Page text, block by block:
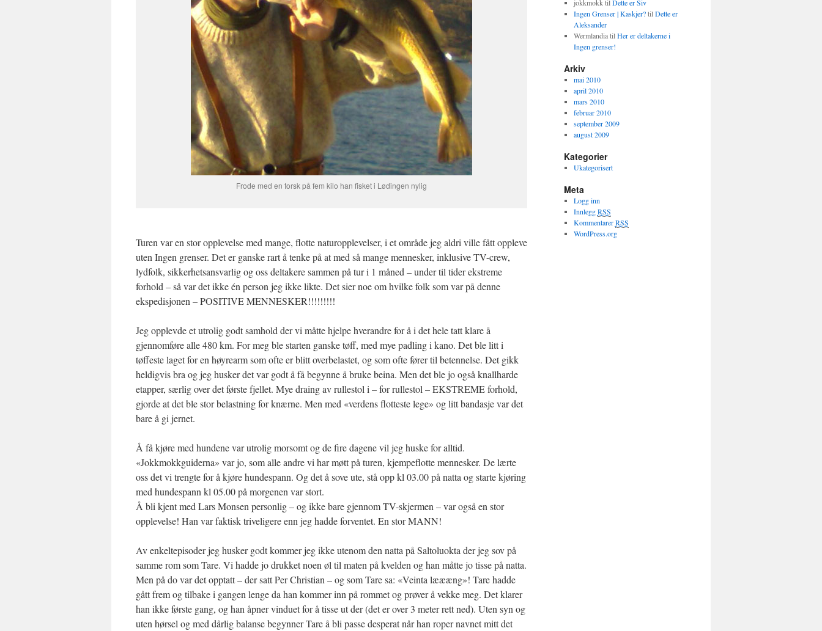
Frode med en torsk på fem kilo han fisket i Lødingen nylig
Turen var en stor opplevelse med mange, flotte naturopplevelser, i et område jeg aldri ville fått oppleve
uten Ingen grenser. Det er ganske rart å tenke på at med så mange mennesker, inklusive TV-crew,
lydfolk, sikkerhetsansvarlig og oss deltakere sammen på tur i 1 måned – under til tider ekstreme
forhold – så var det ikke én person jeg ikke likte. Det sier noe om hvilke folk som var på denne
ekspedisjonen – POSITIVE MENNESKER!!!!!!!!!
Jeg opplevde et utrolig godt samhold der vi måtte hjelpe hverandre for å i det hele tatt klare å
gjennomføre alle 480 km. For meg ble starten ganske tøff, med mye padling i kano. Det ble litt i
tøffeste laget for en høyrearm som ofte er blitt overbelastet, og som ofte fører til betennelse. Det gikk
heldigvis bra og jeg husker det var godt å få begynne å bruke beina. Men det ble jo også knallharde
etapper, særlig over det første fjellet. Mye draing av rullestol i – for rullestol – EKSTREME forhold,
gjorde at det ble stor belastning for knærne. Men med «verdens flotteste lege» og litt bandasje var det
bare å gi jernet.
Å få kjøre med hundene var utrolig morsomt og de fire dagene vil jeg huske for alltid.
«Jokkmokkguiderna» var jo, som alle andre vi har møtt på turen, kjempeflotte mennesker. De lærte
oss det vi trengte for å kjøre hundespann. Og det å sove ute, stå opp kl 03.00 på natta og starte kjøring
med hundespann kl 05.00 på morgenen var stort.
Å bli kjent med Lars Monsen personlig – og ikke bare gjennom TV-skjermen – var også en stor
opplevelse! Han var faktisk triveligere enn jeg hadde forventet. En stor MANN!
Av enkeltepisoder jeg husker godt kommer jeg ikke utenom den natta på Saltoluokta der jeg sov på
samme rom som Tare. Vi hadde jo drukket noen øl til maten på kvelden og han måtte jo tisse på natta.
Men på do var det opptatt – der satt Per Christian – og som Tare sa: «Veinta læææng»! Tare hadde
gått frem og tilbake i gangen lenge da han kommer inn på rommet og prøver å vekke meg. Det klarer
han ikke første gang, og han åpner vinduet for å tisse ut der (det er over 3 meter rett ned). Uten syn og
uten hørsel og med dårlig balanse begynner Tare å bli passe desperat når han roper navnet mitt det
jokkmokktilDette er Siv
Ingen Grenser | Kaskjer?tilDette er
Aleksander
WermlandiatilHer er deltakerne i
Ingen grenser!
Arkiv
mai 2010
april 2010
mars 2010
februar 2010
september 2009
august 2009
Kategorier
Ukategorisert
Meta
Logg inn
InnleggRSS
KommentarerRSS
WordPress.org